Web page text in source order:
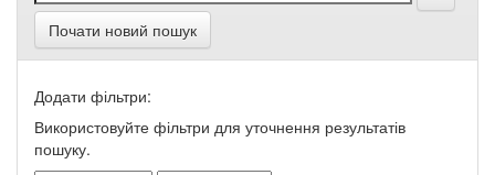
Почати новий пошук
Додати фільтри:
Використовуйте фільтри для уточнення результатів
пошуку.